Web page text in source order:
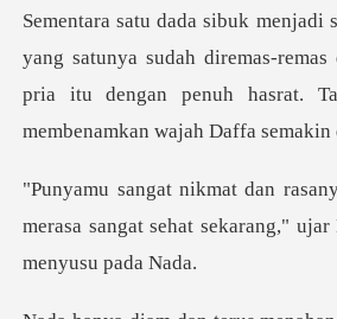
sudah diremas-
pria itu dengan penuh hasrat.
merasa sangat sehat sekarang," uj